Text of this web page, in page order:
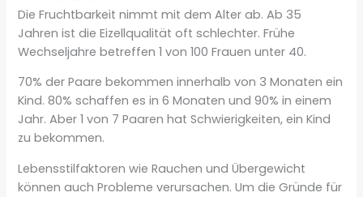
Die Fruchtbarkeit nimmt mit dem Alter ab. Ab 35
Jahren ist die Eizellqualität oft schlechter. Frühe
Wechseljahre betreffen 1 von 100 Frauen unter 40.
70% der Paare bekommen innerhalb von 3 Monaten ein
Kind. 80% schaffen es in 6 Monaten und 90% in einem
Jahr. Aber 1 von 7 Paaren hat Schwierigkeiten, ein Kind
zu bekommen.
Lebensstilfaktoren wie Rauchen und Übergewicht
können auch Probleme verursachen. Um die Gründe für